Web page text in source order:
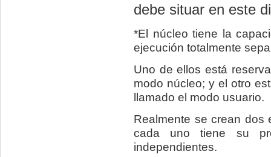
debe situar en este
*El núcleo tiene la
ejecución totalmente
Uno de ellos está
modo núcleo; y el otro
llamado el modo usuario.
Realmente se crean dos
cada uno tiene su
independientes.